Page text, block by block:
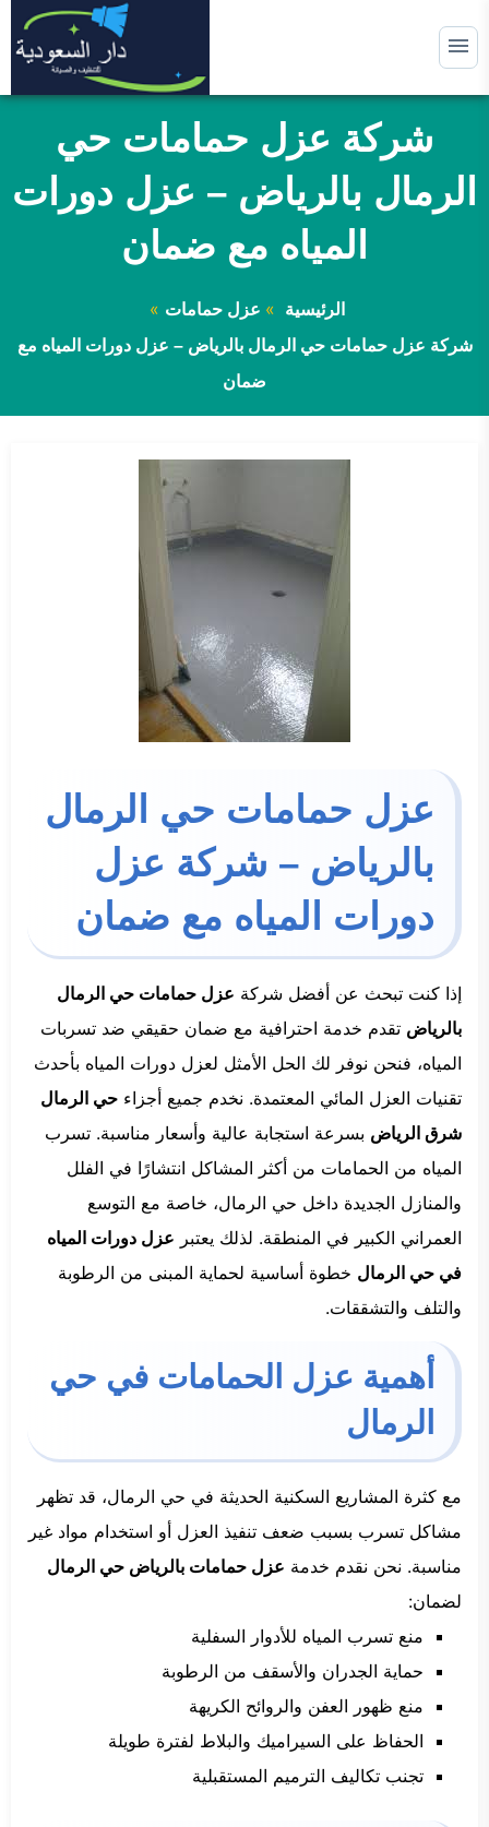
إلى
القائمة
الرئيسية
الخدمات التي نقدمها
خدمات تنظيف بالساعة وحسب المناطق
تركيب سيراميك
شركة دار السعودية لتنظيف المنازل وكشف تسربات المياة
شركة عزل حمامات حي
الرمال بالرياض – عزل دورات
المياه مع ضمان
الرئيسية
عزل حمامات
شركة عزل حمامات حي الرمال بالرياض – عزل دورات المياه مع
ضمان
عزل حمامات حي الرمال
بالرياض – شركة عزل
دورات المياه مع ضمان
إذا كنت تبحث عن أفضل شركة عزل حمامات حي الرمال
بالرياض تقدم خدمة احترافية مع ضمان حقيقي ضد تسربات
المياه، فنحن نوفر لك الحل الأمثل لعزل دورات المياه بأحدث
تقنيات العزل المائي المعتمدة. نخدم جميع أجزاء حي الرمال
شرق الرياض بسرعة استجابة عالية وأسعار مناسبة. تسرب
المياه من الحمامات من أكثر المشاكل انتشارًا في الفلل
والمنازل الجديدة داخل حي الرمال، خاصة مع التوسع
العمراني الكبير في المنطقة. لذلك يعتبر عزل دورات المياه
في حي الرمال خطوة أساسية لحماية المبنى من الرطوبة
والتلف والتشققات.
أهمية عزل الحمامات في حي
الرمال
مع كثرة المشاريع السكنية الحديثة في حي الرمال، قد تظهر
مشاكل تسرب بسبب ضعف تنفيذ العزل أو استخدام مواد غير
مناسبة. نحن نقدم خدمة عزل حمامات بالرياض حي الرمال
لضمان:
منع تسرب المياه للأدوار السفلية
حماية الجدران والأسقف من الرطوبة
منع ظهور العفن والروائح الكريهة
الحفاظ على السيراميك والبلاط لفترة طويلة
تجنب تكاليف الترميم المستقبلية